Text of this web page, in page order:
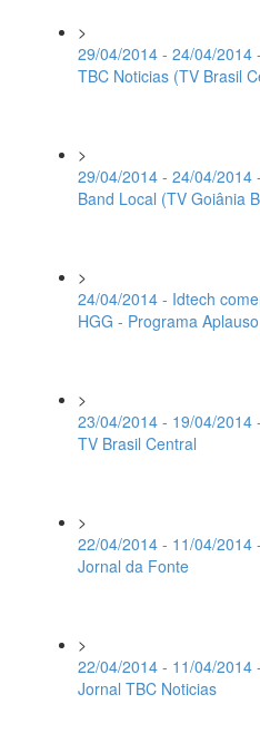
>
29/04/2014 - 24/04/2014
TBC Noticias (TV Brasil
>
29/04/2014 - 24/04/2014
Band Local (TV Goiânia
>
24/04/2014 - Idtech
HGG - Programa Aplauso
>
23/04/2014 - 19/04/2014
TV Brasil Central
>
22/04/2014 - 11/04/2014
Jornal da Fonte
>
22/04/2014 - 11/04/2014
Jornal TBC Noticias